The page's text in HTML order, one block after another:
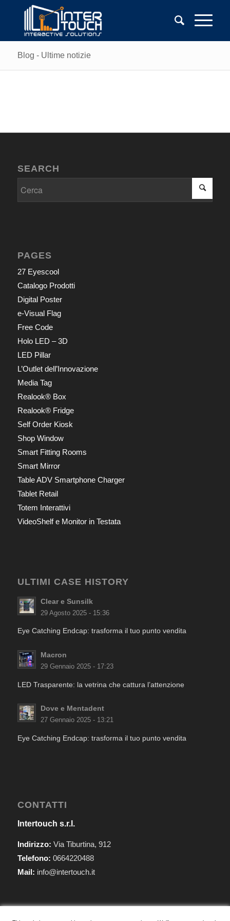
Blog - Ultime notizie
SEARCH
PAGES
27 Eyescool
Catalogo Prodotti
Digital Poster
e-Visual Flag
Free Code
Holo LED – 3D
LED Pillar
L’Outlet dell’Innovazione
Media Tag
Realook® Box
Realook® Fridge
Self Order Kiosk
Shop Window
Smart Fitting Rooms
Smart Mirror
Table ADV Smartphone Charger
Tablet Retail
Totem Interattivi
VideoShelf e Monitor in Testata
ULTIMI CASE HISTORY
Clear e Sunsilk
29 Agosto 2025 - 15:36
Eye Catching Endcap: trasforma il tuo punto vendita
Macron
29 Gennaio 2025 - 17:23
LED Trasparente: la vetrina che cattura l’attenzione
Dove e Mentadent
27 Gennaio 2025 - 13:21
Eye Catching Endcap: trasforma il tuo punto vendita
CONTATTI
Intertouch s.r.l.
Indirizzo: Via Tiburtina, 912
Telefono: 0664220488
Mail: info@intertouch.it